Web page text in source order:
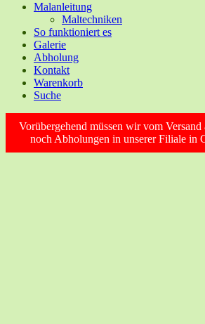
Malanleitung
Maltechniken
So funktioniert es
Galerie
Abholung
Kontakt
Warenkorb
Suche
Vorübergehend müssen wir vom Versand
noch Abholungen in unserer Filiale in